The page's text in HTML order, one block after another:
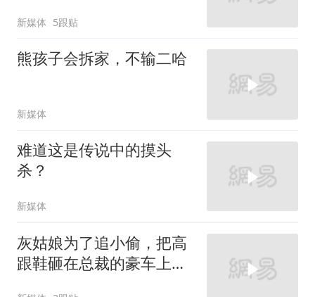
新媒体 5跟贴
熊孩子会拆家，不输二哈
新媒体
难道这是传说中的摸头
杀？
新媒体
灰姑娘为了追小偷，把高
跟鞋砸在总裁的豪车上，